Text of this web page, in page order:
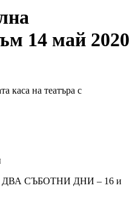
14 май 2020
каса на театъра с
СЪБОТНИ ДНИ – 16 и